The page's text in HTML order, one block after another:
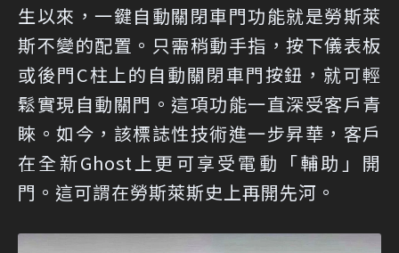
生以來，一鍵自動關閉車門功能就是勞斯萊
斯不變的配置。只需稍動手指，按下儀表板
或後門C柱上的自動關閉車門按鈕，就可輕
鬆實現自動關門。這項功能一直深受客戶青
睞。如今，該標誌性技術進一步昇華，客戶
在全新Ghost上更可享受電動「輔助」開
門。這可謂在勞斯萊斯史上再開先河。